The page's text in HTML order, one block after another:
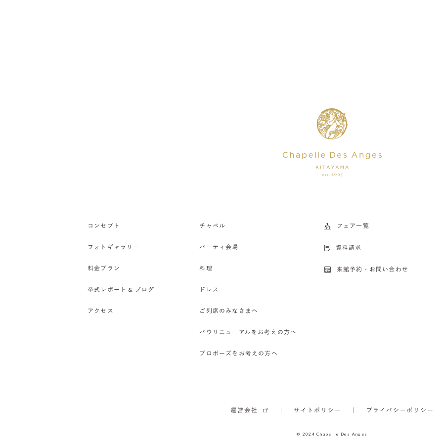
コンセプト
フォトギャラリー
料金プラン
挙式レポート & ブログ
アクセス
チャペル
パーティ会場
料理
ドレス
ご列席のみなさまへ
バウリニューアルをお考えの方へ
プロポーズをお考えの方へ
フェア一覧
資料請求
来館予約・お問い合わせ
運営会社 サイトポリシー プライバシーポリシー
© 2024 Chapelle Des Anges